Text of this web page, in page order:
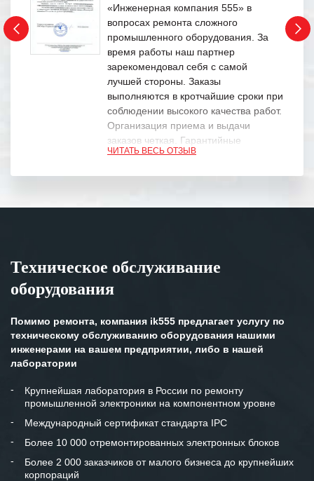
«Инженерная компания 555» в
вопросах ремонта сложного
промышленного оборудования. За
время работы наш партнер
зарекомендовал себя с самой
лучшей стороны. Заказы
выполняются в кротчайшие сроки при
соблюдении высокого качества работ.
Организация приема и выдачи
заказов четкая. Гарантийные
обязательства выполняются в
Особенно хочется отметить высокую
клиентоориентированность
готовность помочь в самых сложных
Мы высоко ценим сложившиеся
и доверительные партнерские
отношения и искренне желаем
«Инженерной компании «555» долгих
лет успеха и процветания.
ЧИТАТЬ ВЕСЬ ОТЗЫВ
Техническое обслуживание
оборудования
Помимо ремонта, компания ik555 предлагает услугу по
техническому обслуживанию оборудования нашими
инженерами на вашем предприятии, либо в нашей
лаборатории
Крупнейшая лаборатория в России по ремонту
промышленной электроники на компонентном уровне
Международный сертификат стандарта IPC
Более 10 000 отремонтированных электронных блоков
Более 2 000 заказчиков от малого бизнеса до крупнейших
корпораций